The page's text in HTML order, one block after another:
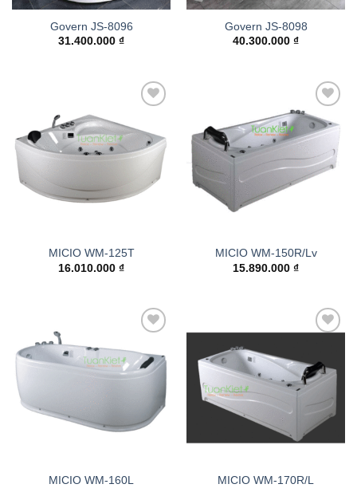
Govern JS-8096
31.400.000 ₫
Govern JS-8098
40.300.000 ₫
wishlist
MICIO WM-125T
16.010.000 ₫
Add to
wishlist
MICIO WM-150R/Lv
15.890.000 ₫
wishlist
MICIO WM-160L
MICIO WM-170R/L